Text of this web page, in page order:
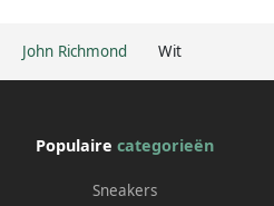
John Richmond Wit
Populaire categorieën
Sneakers